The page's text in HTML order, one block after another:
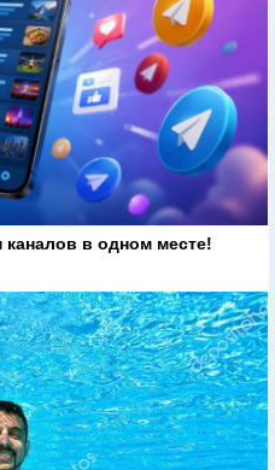
в одном месте!